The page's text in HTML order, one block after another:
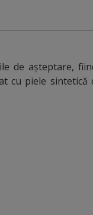
de așteptare,
cu piele sintetică